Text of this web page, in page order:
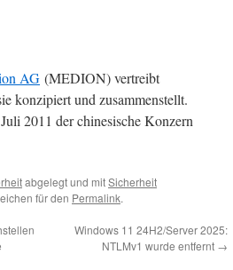
AG (MEDION) vertreibt
konzipiert und zusammenstellt.
2011 der chinesische Konzern
abgelegt und mitSicherheit
für den Permalink.
Windows 11 24H2/Server 2025:
NTLMv1 wurde entfernt →